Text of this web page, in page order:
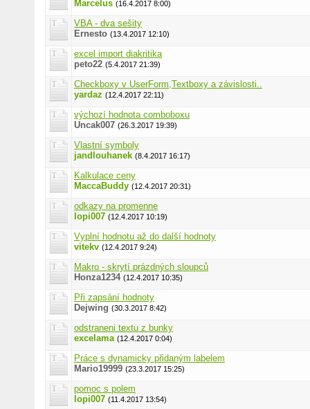
Marcelus (16.4.2017 8:00)
VBA - dva sešity
Ernesto (13.4.2017 12:10)
excel import diakritika
peto22 (5.4.2017 21:39)
Checkboxy v UserForm,Textboxy a závislosti..
yardaz (12.4.2017 22:11)
výchozí hodnota comboboxu
Uncak007 (26.3.2017 19:39)
Vlastní symboly
jandlouhanek (8.4.2017 16:17)
Kalkulace ceny
MaccaBuddy (12.4.2017 20:31)
odkazy na promenne
lopi007 (12.4.2017 10:19)
Vyplní hodnotu až do další hodnoty
vitekv (12.4.2017 9:24)
Makro - skrytí prázdných sloupců
Honza1234 (12.4.2017 10:35)
Při zapsání hodnoty
Dejwing (30.3.2017 8:42)
odstraneni textu z bunky
excelama (12.4.2017 0:04)
Práce s dynamicky přidaným labelem
Mario19999 (23.3.2017 15:25)
pomoc s polem
lopi007 (11.4.2017 13:54)